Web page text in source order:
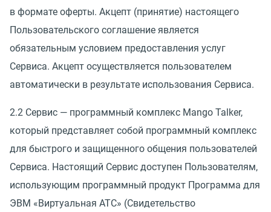
в формате оферты. Акцепт (принятие) настоящего
Пользовательского соглашение является
обязательным условием предоставления услуг
Сервиса. Акцепт осуществляется пользователем
автоматически в результате использования Сервиса.
2.2 Сервис — программный комплекс Mango Talker,
который представляет собой программный комплекс
для быстрого и защищенного общения пользователей
Сервиса. Настоящий Сервис доступен Пользователям,
использующим программный продукт Программа для
ЭВМ «Виртуальная АТС» (Свидетельство